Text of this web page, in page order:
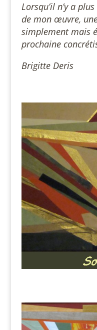
Lorsqu’il n’y a
de mon œuvre,
simplement mais
prochaine
Brigitte Deris